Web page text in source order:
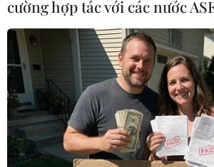
#tiêu hủy tang vật
#Cục Quản lý thị
#hàng giả
#hàng không rõ nguồn
#Quảng Bình
Quảng Bình
Theo dõi VietnamPlus
cường hợp tác với các nước